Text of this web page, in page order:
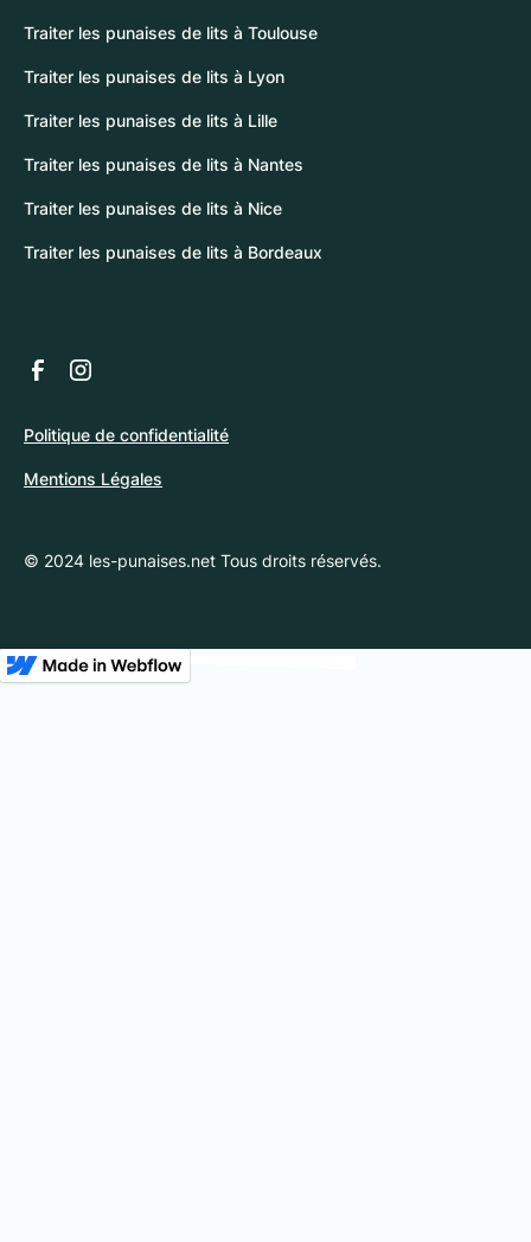
Traiter les punaises de lits à Toulouse
Traiter les punaises de lits à Lyon
Traiter les punaises de lits à Lille
Traiter les punaises de lits à Nantes
Traiter les punaises de lits à Nice
Traiter les punaises de lits à Bordeaux
© 2024 les-punaises.net Tous droits réservés.
Politique de confidentialité
Mentions Légales